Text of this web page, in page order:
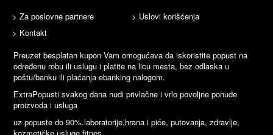
> Za poslovne partnere
> Uslovi korišćenja
> Kontakt
Preuzet besplatan kupon Vam omogućava da iskoristite popust na
određenu robu ili uslugu i platite na licu mesta, bez odlaska u
poštu/banku ili plaćanja ebanking nalogom.
ExtraPopusti svakog dana nudi privlačne i vrlo povoljne ponude
proizvoda i usluga
uz popuste do 90%.laboratorije,hrana i piće, putovanja, zdravlje,